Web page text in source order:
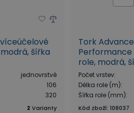
šířka
jednovrstvé
106
320
2 Varianty
Tork
role, modrá,
Počet vrstev:
Délka role (m):
Šířka role (mm):
Kód zboží: 108037